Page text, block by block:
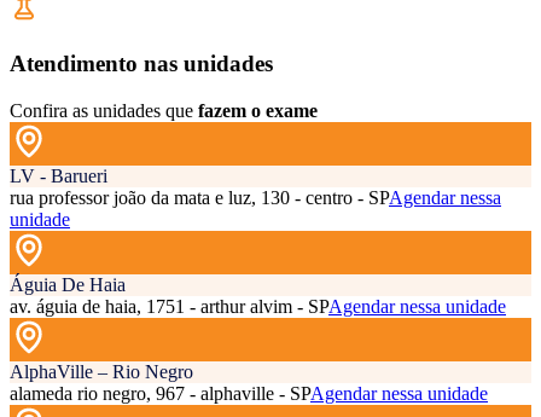
Atendimento nas unidades
Confira as unidades que fazem o exame
LV - Barueri
rua professor joão da mata e luz, 130 - centro - SPAgendar nessa
unidade
Águia De Haia
av. águia de haia, 1751 - arthur alvim - SPAgendar nessa unidade
AlphaVille – Rio Negro
alameda rio negro, 967 - alphaville - SPAgendar nessa unidade